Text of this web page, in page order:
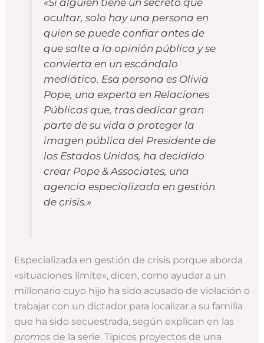
ocultar, solo hay una persona en
quien se puede confiar antes de
que salte a la opinión pública y se
convierta en un escándalo
mediático. Esa persona es Olivia
Pope, una experta en Relaciones
Públicas que, tras dedicar gran
parte de su vida a proteger la
imagen pública del Presidente de
los Estados Unidos, ha decidido
crear Pope & Associates, una
agencia especializada en gestión
de crisis.»
Especializada en gestión de crisis porque aborda
«situaciones límite», dicen, como ayudar a un
millonario cuyo hijo ha sido acusado de violación o
trabajar con un dictador para localizar a su familia
que ha sido secuestrada, según explican en las
promos de la serie. Típicos proyectos de una